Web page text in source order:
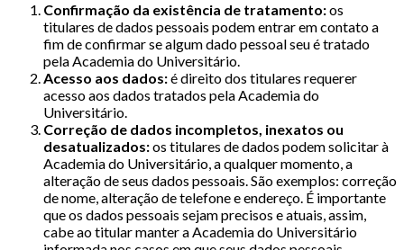
Confirmação da existência de tratamento:os
titulares de dados pessoais podem entrar em contato a
fim de confirmar se algum dado pessoal seu é tratado
pela Academia do Universitário.
Acesso aos dados:é direito dos titulares requerer
acesso aos dados tratados pela Academia do
Universitário.
Correção de dados incompletos, inexatos ou
desatualizados:os titulares de dados podem solicitar à
Academia do Universitário, a qualquer momento, a
alteração de seus dados pessoais. São exemplos: correção
de nome, alteração de telefone e endereço. É importante
que os dados pessoais sejam precisos e atuais, assim,
cabe ao titular manter a Academia do Universitário